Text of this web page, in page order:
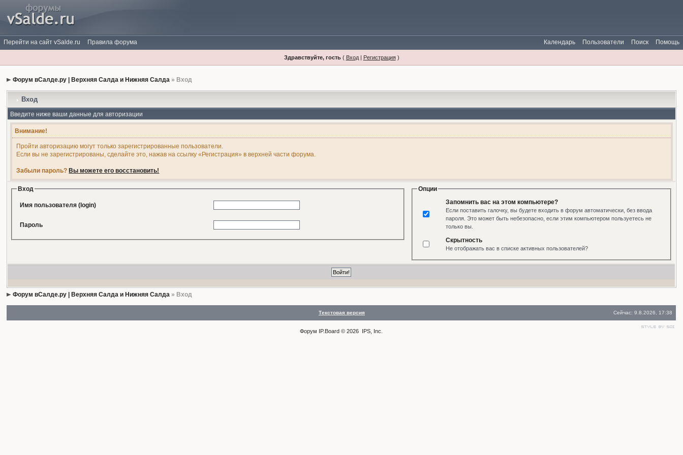
Перейти на сайт vSalde.ru Правила форума Помощь
Поиск
Пользователи
Календарь
Здравствуйте, гость( Вход| Регистрация)
Форум вСалде.ру | Верхняя Салда и Нижняя Салда » Вход
Вход
Введите ниже ваши данные для авторизации
Внимание!
Пройти авторизацию могут только зарегистрированные пользователи.
Если вы не зарегистрированы, сделайте это, нажав на ссылку «Регистрация» в верхней части форума.
Забыли пароль? Вы можете его восстановить!
Вход
Имя пользователя (login)
Пароль
Опции
Запомнить вас на этом компьютере?
Если поставить галочку, вы будете входить в форум автоматически, без ввода
пароля. Это может быть небезопасно, если этим компьютером пользуетесь не
только вы.
Скрытность
Не отображать вас в списке активных пользователей?
Форум вСалде.ру | Верхняя Салда и Нижняя Салда » Вход
Текстовая версия Сейчас: 9.8.2026, 17:38
Форум IP.Board © 2026 IPS, Inc